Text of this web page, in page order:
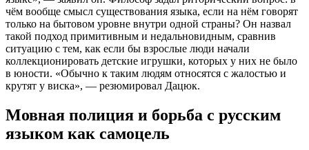
чём вообще смысл существования языка, если на нём говорят
только на бытовом уровне внутри одной страны? Он назвал
такой подход примитивным и недальновидным, сравнив
ситуацию с тем, как если бы взрослые люди начали
коллекционировать детские игрушки, которых у них не было
в юности. «Обычно к таким людям относятся с жалостью и
крутят у виска», — резюмировал Дацюк.
Мовная полиция и борьба с русским
языком как самоцель